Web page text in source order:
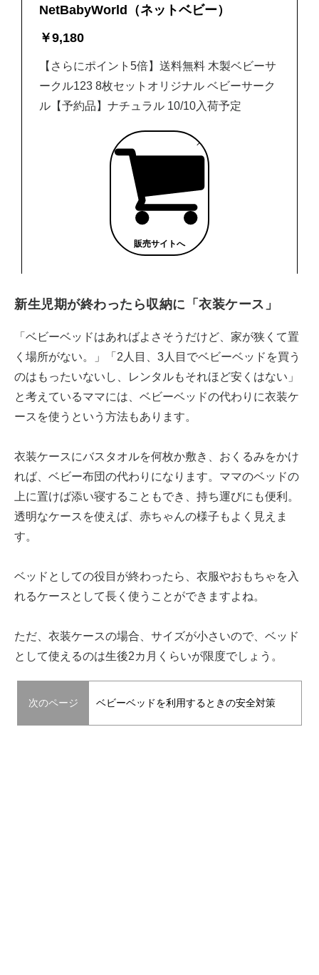
NetBabyWorld（ネットベビー）
￥9,180
【さらにポイント5倍】送料無料 木製ベビーサ
ークル123 8枚セットオリジナル ベビーサーク
ル【予約品】ナチュラル 10/10入荷予定
販売サイトへ
新生児期が終わったら収納に「衣装ケース」
「ベビーベッドはあればよさそうだけど、家が狭くて置
く場所がない。」「2人目、3人目でベビーベッドを買う
のはもったいないし、レンタルもそれほど安くはない」
と考えているママには、ベビーベッドの代わりに衣装ケ
ースを使うという方法もあります。
衣装ケースにバスタオルを何枚か敷き、おくるみをかけ
れば、ベビー布団の代わりになります。ママのベッドの
上に置けば添い寝することもでき、持ち運びにも便利。
透明なケースを使えば、赤ちゃんの様子もよく見えま
す。
ベッドとしての役目が終わったら、衣服やおもちゃを入
れるケースとして長く使うことができますよね。
ただ、衣装ケースの場合、サイズが小さいので、ベッド
として使えるのは生後2カ月くらいが限度でしょう。
次のページ ベビーベッドを利用するときの安全対策